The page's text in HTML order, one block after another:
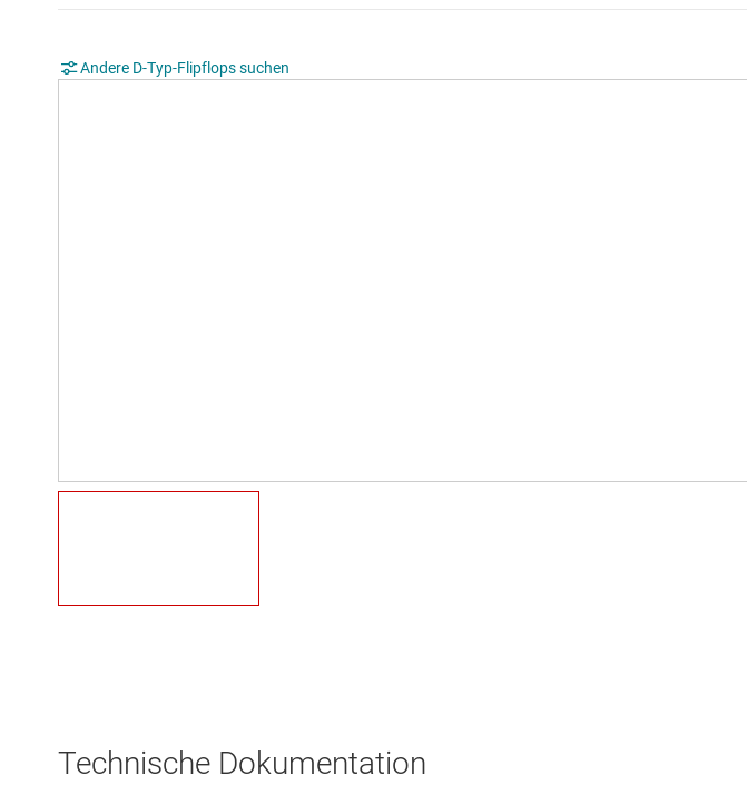
Andere D-Typ-Flipflops suchen
Technische Dokumentation